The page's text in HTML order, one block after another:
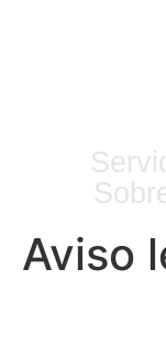
Aviso